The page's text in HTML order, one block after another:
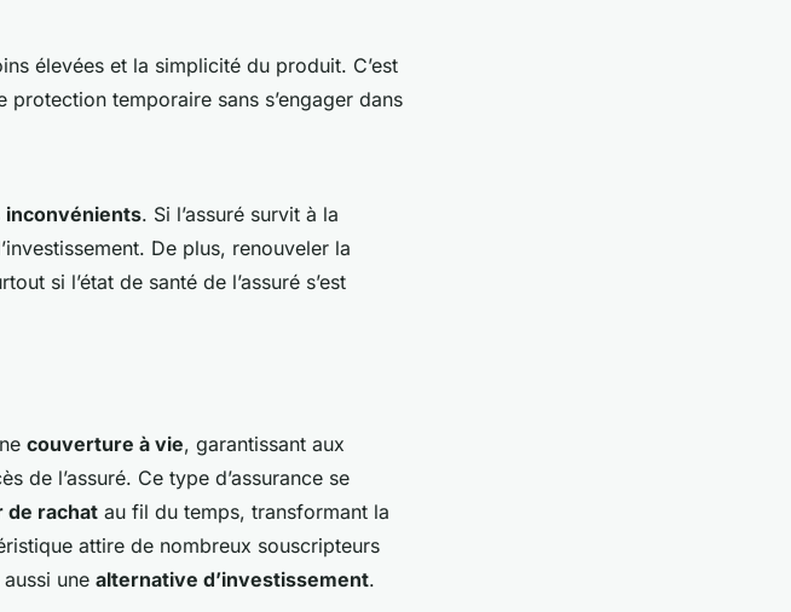
élevées et la simplicité du produit. C’est
temporaire sans s’engager dans
inconvénients. Si l’assuré survit à la
De plus, renouveler la
si l’état de santé de l’assuré s’est
couverture à vie, garantissant aux
de l’assuré. Ce type d’assurance se
de rachat au fil du temps, transformant la
attire de nombreux souscripteurs
une alternative d’investissement.